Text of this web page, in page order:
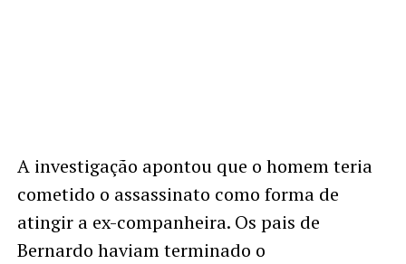
A investigação apontou que o homem teria
cometido o assassinato como forma de
atingir a ex-companheira. Os pais de
Bernardo haviam terminado o